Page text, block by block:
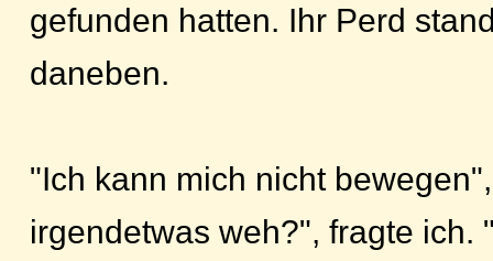
gefunden hatten. Ihr Perd
daneben.
"Ich kann mich nicht
irgendetwas weh?", fragte ich.